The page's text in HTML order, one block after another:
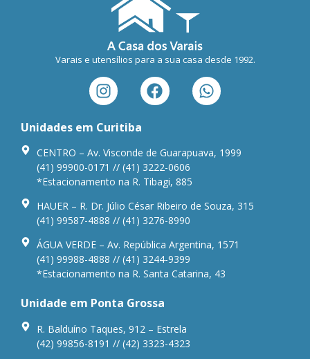
Varais e utensílios para a sua casa desde 1992.
Unidades em Curitiba
CENTRO – Av. Visconde de Guarapuava, 1999
(41) 99900-0171 // (41) 3222-0606
*Estacionamento na R. Tibagi, 885
HAUER – R. Dr. Júlio César Ribeiro de Souza, 315
(41) 99587-4888 // (41) 3276-8990
ÁGUA VERDE – Av. República Argentina, 1571
(41) 99988-4888 // (41) 3244-9399
*Estacionamento na R. Santa Catarina, 43
Unidade em Ponta Grossa
R. Balduíno Taques, 912 – Estrela
(42) 99856-8191 // (42) 3323-4323